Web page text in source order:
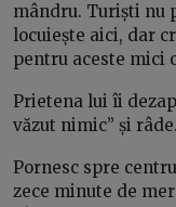
mândru. Turiști nu
locuiește aici, dar
pentru aceste mici
Prietena lui îi
văzut nimic” și râde.
Pornesc spre
zece minute de